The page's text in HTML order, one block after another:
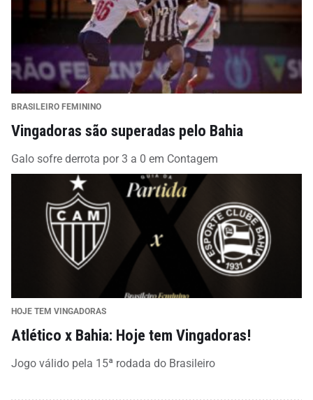
BRASILEIRO FEMININO
Vingadoras são superadas pelo Bahia
Galo sofre derrota por 3 a 0 em Contagem
HOJE TEM VINGADORAS
Atlético x Bahia: Hoje tem Vingadoras!
Jogo válido pela 15ª rodada do Brasileiro